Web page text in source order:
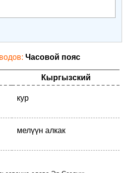
Часовой пояс
Кыргызский
кур
мелүүн алкак